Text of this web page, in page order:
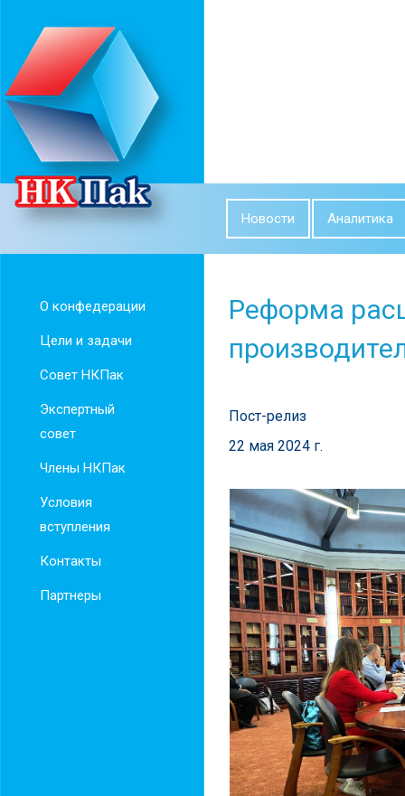
Новости Аналитика
О конфедерации
Цели и задачи
Совет НКПак
Экспертный
совет
Члены НКПак
Условия
вступления
Контакты
Партнеры
Реформа
Пост-релиз
22 мая 2024 г.